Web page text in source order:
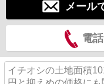
メール
電
イチオシの土地面積